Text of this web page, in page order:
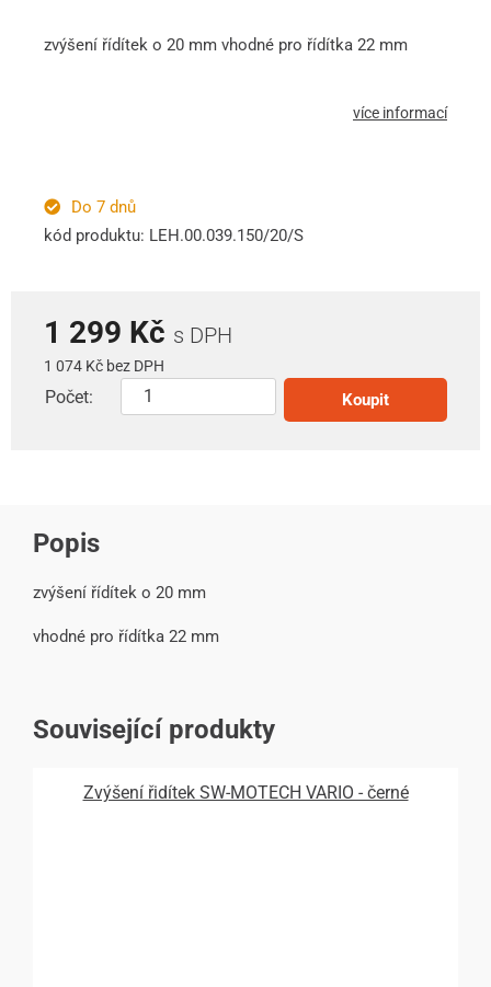
zvýšení řídítek o 20 mm vhodné pro řídítka 22 mm
více informací
Do 7 dnů
kód produktu: LEH.00.039.150/20/S
1 299 Kč s DPH
1 074 Kč bez DPH
Počet: Koupit
Popis
zvýšení řídítek o 20 mm
vhodné pro řídítka 22 mm
Související produkty
Zvýšení řidítek SW-MOTECH VARIO - černé